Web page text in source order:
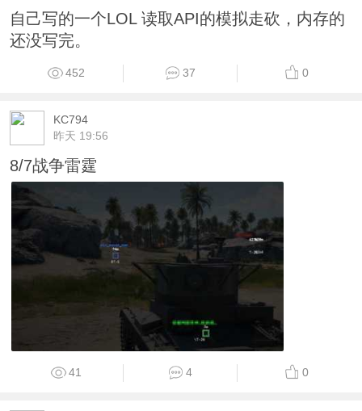
自己写的一个LOL 读取API的模拟走砍，内存的
还没写完。
452 37 0
KC794
昨天 19:56
8/7战争雷霆
41 4 0